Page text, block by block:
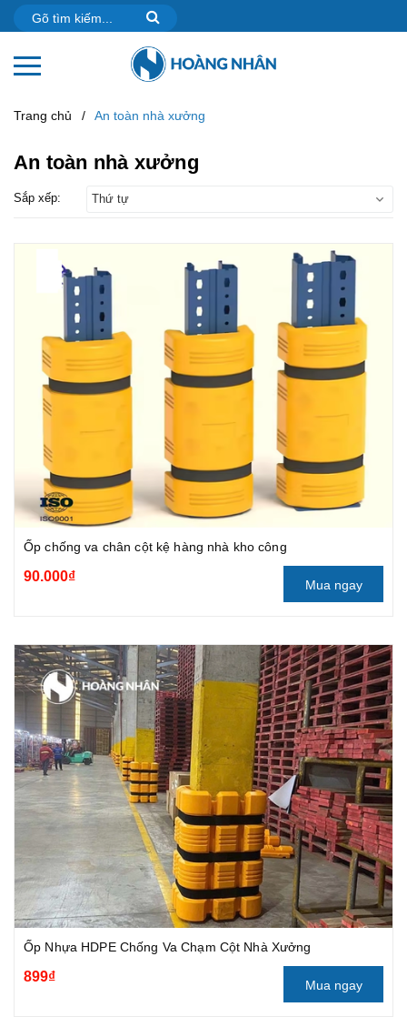
Trang chủ / An toàn nhà xưởng
An toàn nhà xưởng
Sắp xếp: Thứ tự
Ốp chống va chân cột kệ hàng nhà kho công
90.000₫
Mua ngay
Ốp Nhựa HDPE Chống Va Chạm Cột Nhà Xưởng
899₫
Mua ngay